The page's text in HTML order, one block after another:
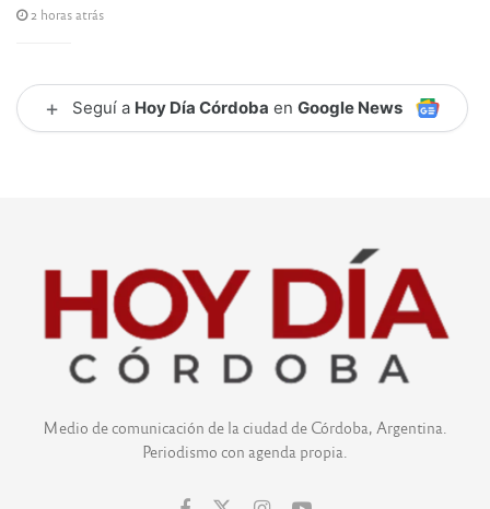
2 horas atrás
+ Seguí a Hoy Día Córdoba en Google News
Medio de comunicación de la ciudad de Córdoba, Argentina.
Periodismo con agenda propia.